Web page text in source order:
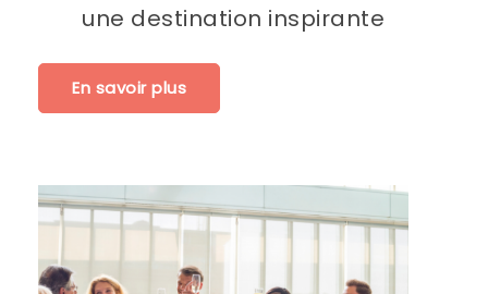
une destination inspirante
En savoir plus